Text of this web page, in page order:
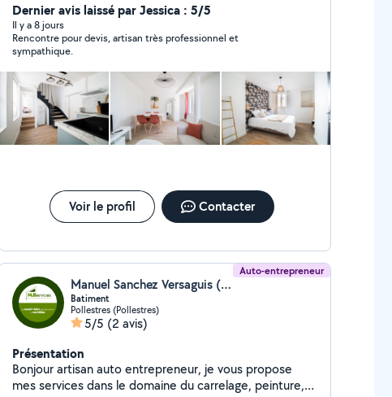
multi-services pour particuliers. #Électricité /
climatisation Pose luminaire Remplacement
prises/interrupteurs Dépannage électrique Installation
nouvelle ligne électrique Installation climatiseur (ne fais
pas la mise en service) #Multi-services Montage
meubles / cuisines Pose tringles et étagères Pose TV
murale Petits travaux de bricolage Réparations diverses
#Rénovation / intérieur Peinture / enduit Dépose
parquet et plinthes Petites finitions Petits travaux
et alentours Pourquoi L'ÉLECTRICHIEN ? Parce que je
me déplace parfois sur chantier avec ma stagiaire :
mon husky Calme, sociable et habituée aux
chez les clients qui aiment les animaux.
Dernier avis laissé par Jessica : 5/5
Il y a 8 jours
Rencontre pour devis, artisan très professionnel et
sympathique.
Voir le profil Contacter
Auto-entrepreneur
Manuel Sanchez Versaguis (Mjservices66)
Batiment
Pollestres (Pollestres)
5/5 (2 avis)
Présentation
Bonjour artisan auto entrepreneur, je vous propose
mes services dans le domaine du carrelage, peinture,